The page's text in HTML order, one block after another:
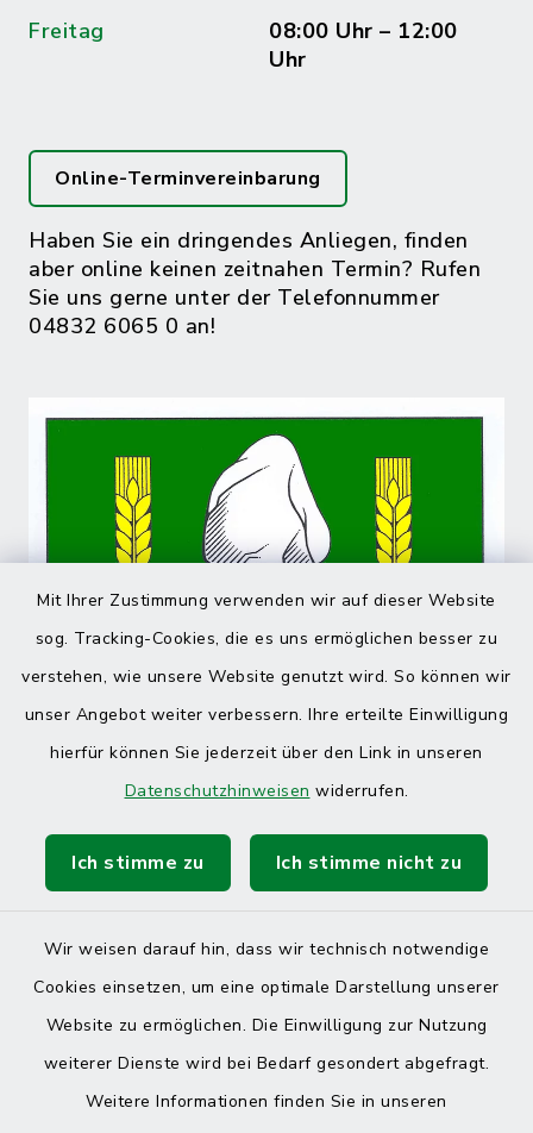
Mit Ihrer Zustimmung verwenden wir auf dieser Website
sog. Tracking-Cookies, die es uns ermöglichen besser zu
verstehen, wie unsere Website genutzt wird. So können wir
unser Angebot weiter verbessern. Ihre erteilte Einwilligung
hierfür können Sie jederzeit über den Link in unseren
Datenschutzhinweisen widerrufen.
Ich stimme zu Ich stimme nicht zu
Wir weisen darauf hin, dass wir technisch notwendige
Cookies einsetzen, um eine optimale Darstellung unserer
Website zu ermöglichen. Die Einwilligung zur Nutzung
weiterer Dienste wird bei Bedarf gesondert abgefragt.
Weitere Informationen finden Sie in unseren
Freitag
08:00 Uhr – 12:00
Uhr
Online-Terminvereinbarung
Haben Sie ein dringendes Anliegen, finden
aber online keinen zeitnahen Termin? Rufen
Sie uns gerne unter der Telefonnummer
04832 6065 0 an!
Barrierefreiheit